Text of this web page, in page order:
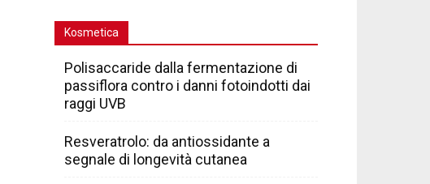
Kosmetica
Polisaccaride dalla fermentazione di
passiflora contro i danni fotoindotti dai
raggi UVB
Resveratrolo: da antiossidante a
segnale di longevità cutanea